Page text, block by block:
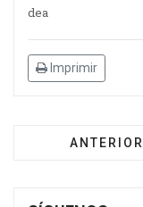
dea
Imprimir
ANTERIOR